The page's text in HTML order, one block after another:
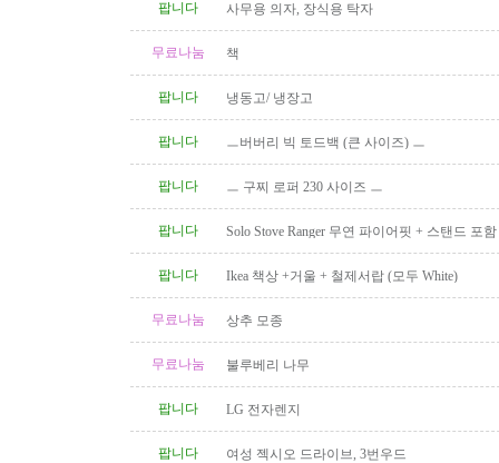
팝니다 사무용 의자, 장식용 탁자
무료나눔 책
팝니다 냉동고/ 냉장고
팝니다 ㅡ버버리 빅 토드백 (큰 사이즈) ㅡ
팝니다 ㅡ 구찌 로퍼 230 사이즈 ㅡ
팝니다
Solo Stove Ranger 무연 파이어핏 + 스탠드 포
팝니다
Ikea 책상 +거울 + 철제서랍 (모두 White)
무료나눔 상추 모종
무료나눔 불루베리 나무
팝니다 LG 전자렌지
팝니다 여성 젝시오 드라이브, 3번우드